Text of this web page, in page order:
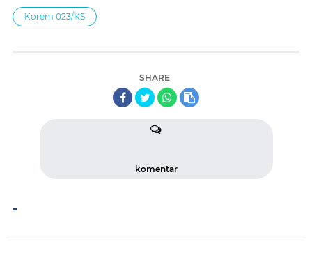
Korem 023/KS
SHARE
komentar
-